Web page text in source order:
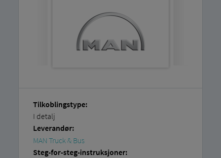
Tilkoblingstype:
I detalj
Leverandør:
MAN Truck & Bus
Steg-for-steg-instruksjoner: